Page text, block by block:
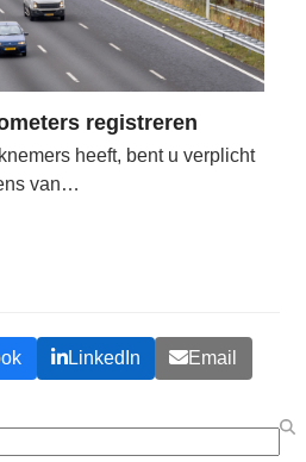
registreren
heeft, bent u verplicht
van…
LinkedIn Email